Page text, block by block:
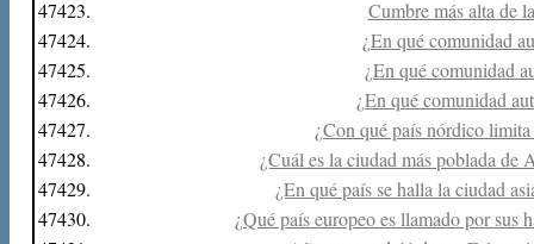
47423.
Cumbre más alta de
47424.
¿En qué comunidad
47425.
¿En qué comunidad
47426.
¿En qué comunidad
47427.
¿Con qué país nórdico
47428.
¿Cuál es la ciudad más poblada de
47429.
¿En qué país se halla la ciudad
47430.
¿Qué país europeo es llamado por sus